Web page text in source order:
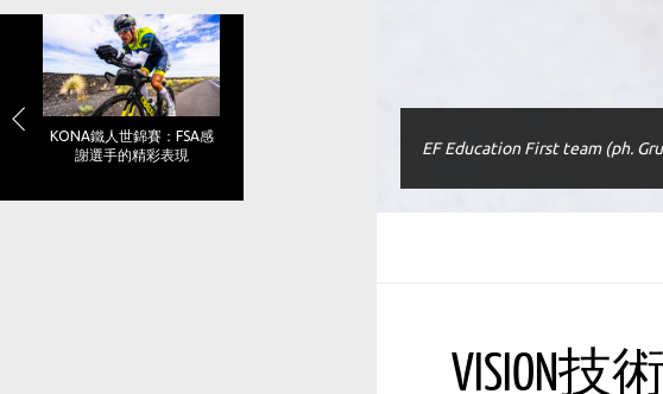
KONA鐵人世錦賽：FSA感
謝選手的精彩表現
EF Education First team (ph.
VISION